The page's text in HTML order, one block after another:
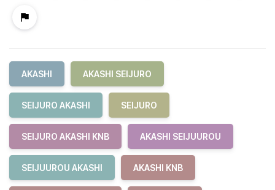
AKASHI AKASHI SEIJURO
SEIJURO AKASHI SEIJURO
SEIJURO AKASHI KNB AKASHI SEIJUUROU
SEIJUUROU AKASHI AKASHI KNB